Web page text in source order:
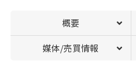
概要
媒体/売買情報